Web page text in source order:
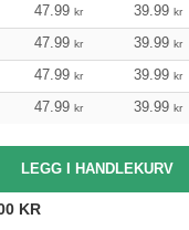
47.99 kr 39.99 kr
47.99 kr 39.99 kr
47.99 kr 39.99 kr
47.99 kr 39.99 kr
KR